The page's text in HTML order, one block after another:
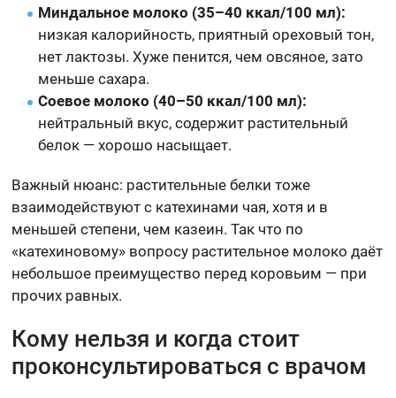
Миндальное молоко (35–40 ккал/100 мл):
низкая калорийность, приятный ореховый тон,
нет лактозы. Хуже пенится, чем овсяное, зато
меньше сахара.
Соевое молоко (40–50 ккал/100 мл):
нейтральный вкус, содержит растительный
белок — хорошо насыщает.
Важный нюанс: растительные белки тоже
взаимодействуют с катехинами чая, хотя и в
меньшей степени, чем казеин. Так что по
«катехиновому» вопросу растительное молоко даёт
небольшое преимущество перед коровьим — при
прочих равных.
Кому нельзя и когда стоит
проконсультироваться с врачом